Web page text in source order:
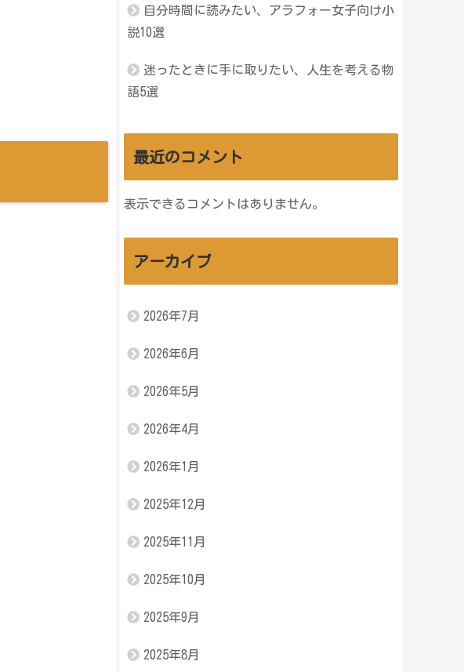
自分時間に読みたい、アラフォー女子向け小
説10選
迷ったときに手に取りたい、人生を考える物
語5選
最近のコメント
表示できるコメントはありません。
アーカイブ
2026年7月
2026年6月
2026年5月
2026年4月
2026年1月
2025年12月
2025年11月
2025年10月
2025年9月
2025年8月